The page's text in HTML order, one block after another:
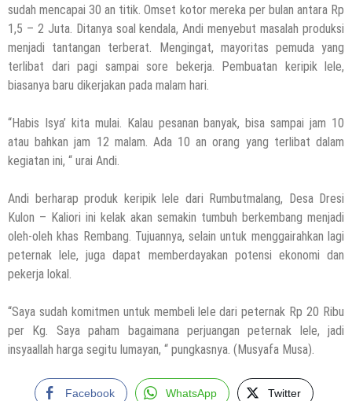
sudah mencapai 30 an titik. Omset kotor mereka per bulan antara Rp
1,5 – 2 Juta. Ditanya soal kendala, Andi menyebut masalah produksi
menjadi tantangan terberat. Mengingat, mayoritas pemuda yang
terlibat dari pagi sampai sore bekerja. Pembuatan keripik lele,
biasanya baru dikerjakan pada malam hari.
“Habis Isya’ kita mulai. Kalau pesanan banyak, bisa sampai jam 10
atau bahkan jam 12 malam. Ada 10 an orang yang terlibat dalam
kegiatan ini, “ urai Andi.
Andi berharap produk keripik lele dari Rumbutmalang, Desa Dresi
Kulon – Kaliori ini kelak akan semakin tumbuh berkembang menjadi
oleh-oleh khas Rembang. Tujuannya, selain untuk menggairahkan lagi
peternak lele, juga dapat memberdayakan potensi ekonomi dan
pekerja lokal.
“Saya sudah komitmen untuk membeli lele dari peternak Rp 20 Ribu
per Kg. Saya paham bagaimana perjuangan peternak lele, jadi
insyaallah harga segitu lumayan, “ pungkasnya. (Musyafa Musa).
Facebook WhatsApp Twitter